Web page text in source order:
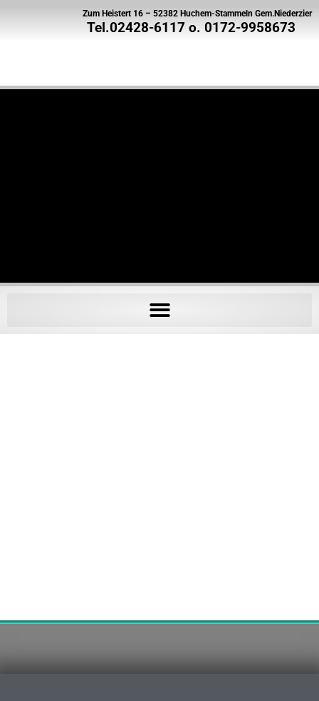
Zum Heistert 16 – 52382 Huchem-Stammeln Gem.Niederzier
Tel.02428-6117 o. 0172-9958673